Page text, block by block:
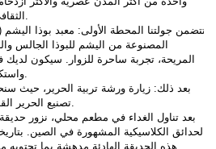
الثقافي التقليدي ونمط الحياة الغربي.
واستكشاف العمارة المعمارية للمعبد.
تصنيع الحرير القديمة، ويمكنك الشراء إذا رغبت.